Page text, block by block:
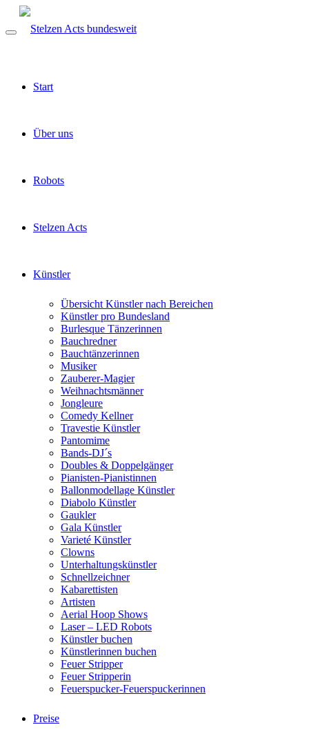
Start
Über uns
Robots
Stelzen Acts
Künstler
Übersicht Künstler nach Bereichen
Künstler pro Bundesland
Burlesque Tänzerinnen
Bauchredner
Bauchtänzerinnen
Musiker
Zauberer-Magier
Weihnachtsmänner
Jongleure
Comedy Kellner
Travestie Künstler
Pantomime
Bands-DJ´s
Doubles & Doppelgänger
Pianisten-Pianistinnen
Ballonmodellage Künstler
Diabolo Künstler
Gaukler
Gala Künstler
Varieté Künstler
Clowns
Unterhaltungskünstler
Schnellzeichner
Kabarettisten
Artisten
Aerial Hoop Shows
Laser – LED Robots
Künstler buchen
Künstlerinnen buchen
Feuer Stripper
Feuer Stripperin
Feuerspucker-Feuerspuckerinnen
Preise